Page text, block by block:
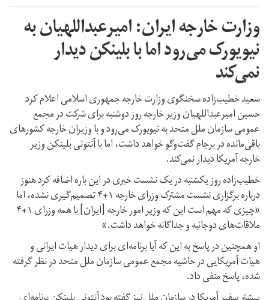
وزارت خارجه ایران: امیرعبداللهیان به
نیویورک می‌رود اما با بلینکن دیدار
نمی‌کند
سعید خطیب‌زاده سخنگوی وزارت خارجه جمهوری اسلامی اعلام کرد
حسین امیرعبداللهیان وزیر خارجه روز دوشنبه برای شرکت در مجمع
عمومی سازمان ملل متحد به نیویورک می‌رود و با وزیران خارجه کشورهای
باقی‌مانده در برجام گفت‌وگو خواهد داشت، اما با آنتونی بلینکن وزیر
خارجه آمریکا دیدار نمی‌کند.
خطیب‌زاده روز یکشنبه در یک نشست خبری در این باره اضافه کرد هنوز
درباره برگزاری نشست مشترک وزرای خارجه ۱+۴ تصمیم‌گیری نشده، اما
«چیزی که مهم است این که وزیر امور خارجه [ایران] با همه وزرای ۱+۴
ملاقات‌های دوجانبه و جداگانه خواهد داشت.»
او همچنین در پاسخ به این که آیا برنامه‌ای برای دیدار هیات ایرانی و
هیات آمریکایی در حاشیه مجمع عمومی سازمان ملل متحد در نظر گرفته
شده، پاسخ منفی داد.